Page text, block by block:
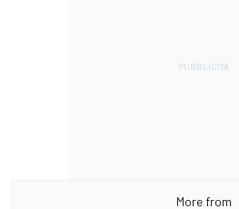
More from